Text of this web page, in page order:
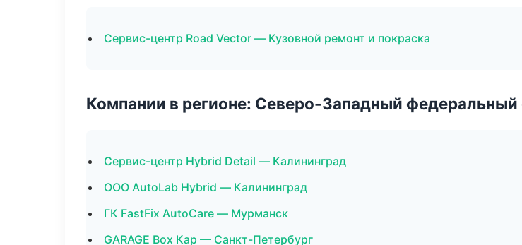
Сервис-центр Road Vector — Кузовной ремонт и покраска
Компании в регионе: Северо-Западный федеральный
Сервис-центр Hybrid Detail — Калининград
ООО AutoLab Hybrid — Калининград
ГК FastFix AutoCare — Мурманск
GARAGE Box Кар — Санкт-Петербург